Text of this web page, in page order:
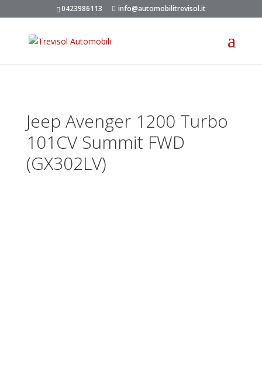
0423986113 info@automobilitrevisol.it
Jeep Avenger 1200 Turbo
101CV Summit FWD
(GX302LV)